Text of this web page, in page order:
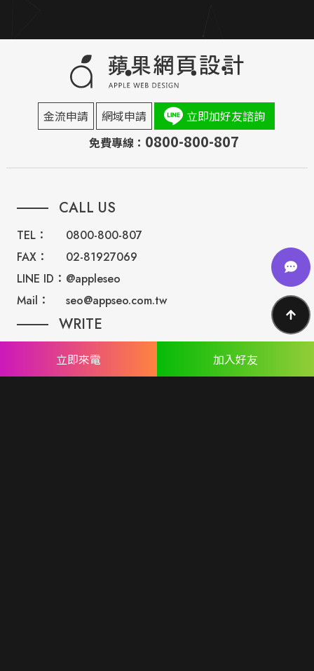
金流申請 網域申請
立即加好友諮詢
免費專線： 0800-800-807
CALL US
TEL：
0800-800-807
FAX：
02-81927069
LINE ID： @appleseo
Mail：
seo@appseo.com.tw
WRITE
台南總公司：台南市北區西門路四段533巷77號
台北分公司：台北市內湖區民權東路六段191巷14號
立即來電 加入好友